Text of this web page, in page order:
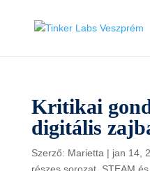
Kritikai
digitális
Szerző: Marietta | jan 14,